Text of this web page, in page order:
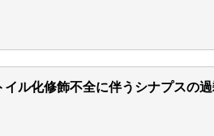
ル化修飾不全に伴うシナプスの